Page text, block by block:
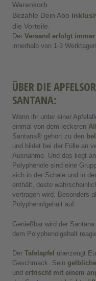
Warenkorb
Bezahle Dein Abo
die Vorteile.
Der Versand erfolgt
innerhalb von 1-3
ÜBER DIE
SANTANA:
Wenn ihr unter einer
einmal von dem leckeren
Santana® gehört zu den
und bildet bei der Fülle an
Ausnahme. Und das liegt
Polyphenole sind eine
sich in der Schale und in
enthält, desto
vertragen wird. Besonders
Polyphenolgehalt auf.
Genießbar wird der
dem Polyphenolgehalt
Der Tafelapfel überzeugt
Geschmack. Sein
und erfrischt mit einem